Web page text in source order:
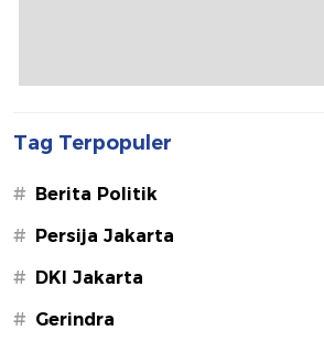
Tag Terpopuler
# Berita Politik
# Persija Jakarta
# DKI Jakarta
# Gerindra